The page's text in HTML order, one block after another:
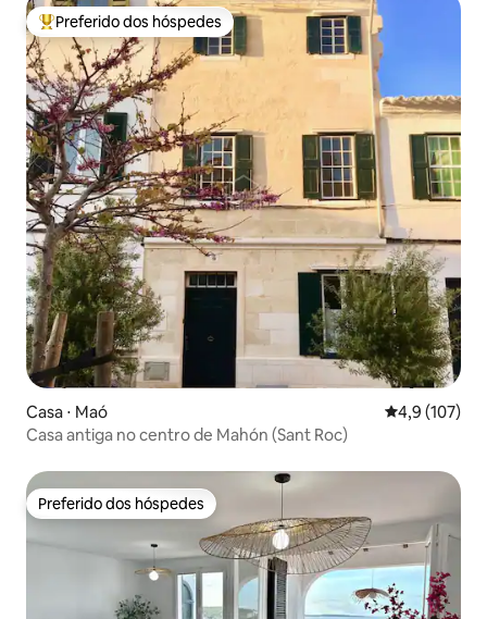
Entre os melhores preferidos dos hóspedes
Preferido dos hóspedes
Casa ⋅ Maó 4,9 de uma
4,9 (107)
Casa antiga no centro de Mahón (Sant Roc)
Preferido dos hóspedes
Preferido dos hóspedes